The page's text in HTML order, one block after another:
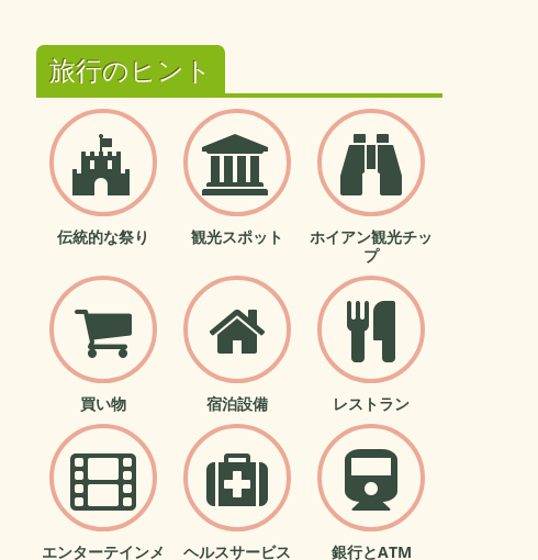
旅行のヒント
伝統的な祭り 観光スポット
ホイアン観光チッ
プ
買い物 宿泊設備 レストラン
エンターテインメ ヘルスサービス 銀行とATM